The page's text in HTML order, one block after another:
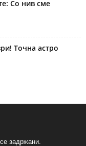
Со нив сме
Точна астро
задржани.